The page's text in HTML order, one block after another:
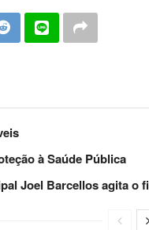
à Saúde Pública
Joel Barcellos agita o